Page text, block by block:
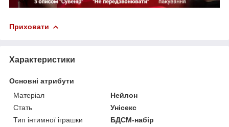
Приховати
Характеристики
Основні атрибути
Матеріал
Нейлон
Стать
Унісекс
Тип інтимної іграшки
БДСМ-набір